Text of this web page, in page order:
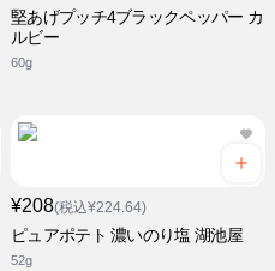
堅あげプッチ4ブラックペッパー カ
ルビー
60g
¥208(税込¥224.64)
ピュアポテト 濃いのり塩 湖池屋
52g